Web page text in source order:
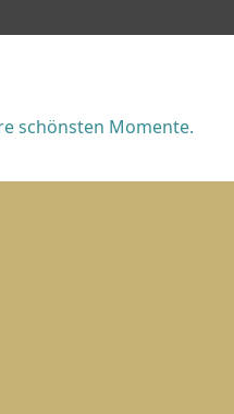
schönsten Momente.